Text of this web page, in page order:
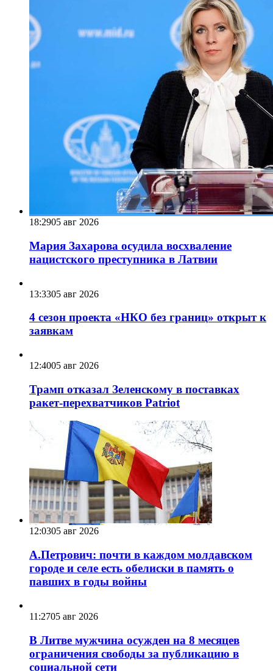
18:2905 авг 2026
Мария Захарова осудила восхваление
нацистского преступника в Латвии
13:3305 авг 2026
4 сезон проекта «НКО без границ» открыт к
заявкам
12:4005 авг 2026
Трамп отказал Зеленскому в поставках
ракет-перехватчиков Patriot
12:0305 авг 2026
А.Петрович: почти в каждом молдавском
городе и селе есть обелиски в память о
павших в годы войны
11:2705 авг 2026
В Литве мужчина осужден на 8 месяцев
ограничения свободы за публикацию в
социальной сети